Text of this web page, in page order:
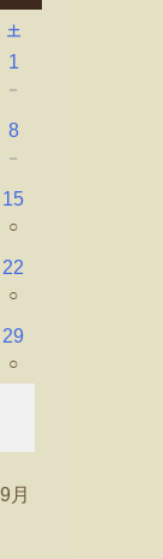
土
1
－
8
－
15
○
22
○
29
○
月